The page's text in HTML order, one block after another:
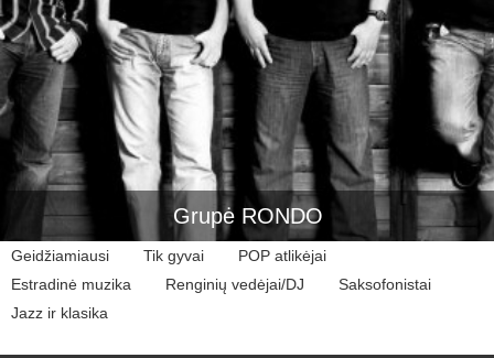
Grupė RONDO
Geidžiamiausi Tik gyvai
POP atlikėjai
Estradinė muzika
Renginių vedėjai/DJ
Saksofonistai
Jazz ir klasika